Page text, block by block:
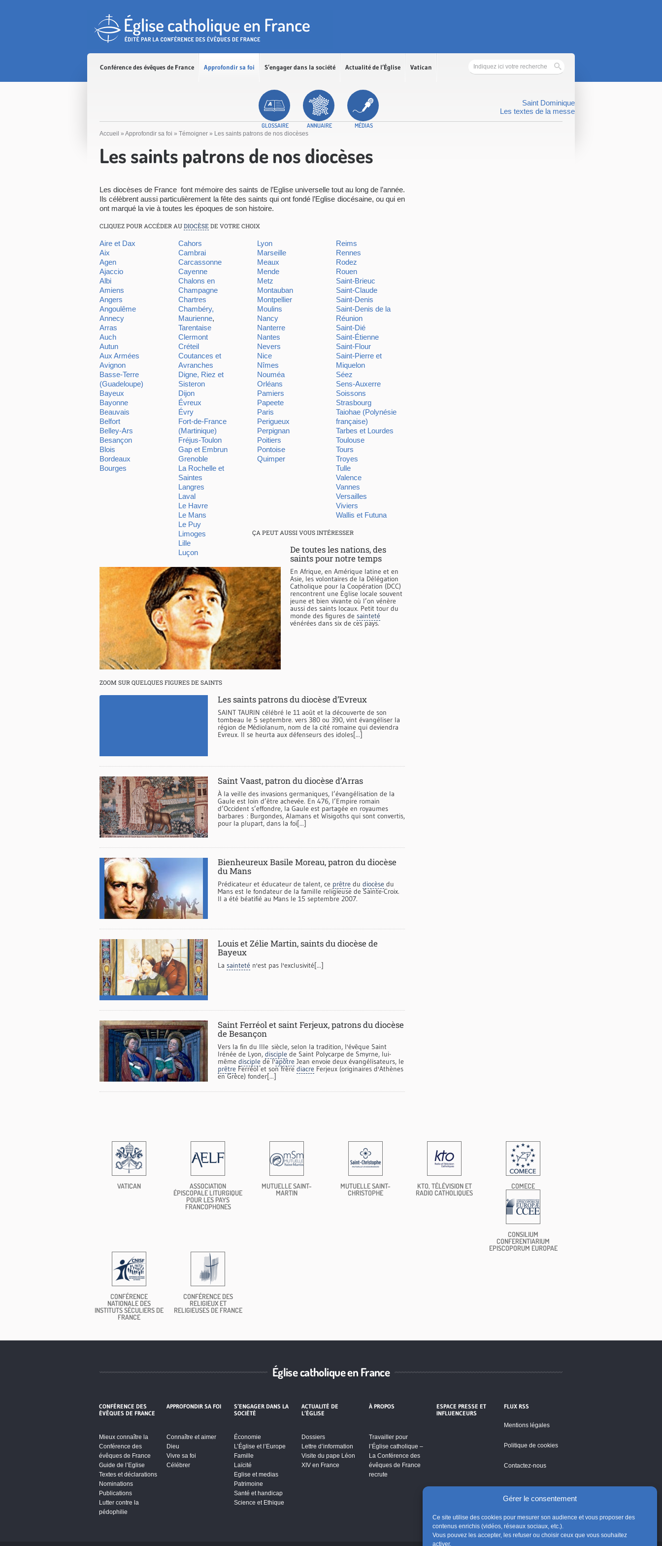
Gérer le consentement
Ce site utilise des cookies pour mesurer son audience et vous proposer des
contenus enrichis (vidéos, réseaux sociaux, etc.).
Vous pouvez les accepter, les refuser ou choisir ceux que vous souhaitez
activer.
Conférence des évêques de France Approfondir sa foi S’engager dans la société Actualité de l’Église Vatican
GLOSSAIRE ANNUAIRE MÉDIAS
Saint Dominique
Les textes de la messe
Accueil » Approfondir sa foi » Témoigner » Les saints patrons de nos diocèses
Les saints patrons de nos diocèses
Les diocèses de France font mémoire des saints de l’Eglise universelle tout au long de l’année.
Ils célèbrent aussi particulièrement la fête des saints qui ont fondé l’Eglise diocésaine, ou qui en
ont marqué la vie à toutes les époques de son histoire.
CLIQUEZ POUR ACCÉDER AUDIOCÈSE DE VOTRE CHOIX
Aire et Dax
Aix
Agen
Ajaccio
Albi
Amiens
Angers
Angoulême
Annecy
Arras
Auch
Autun
Aux Armées
Avignon
Basse-Terre
(Guadeloupe)
Bayeux
Bayonne
Beauvais
Belfort
Belley-Ars
Besançon
Blois
Bordeaux
Bourges
Cahors
Cambrai
Carcassonne
Cayenne
Chalons en
Champagne
Chartres
Chambéry,
Maurienne,
Tarentaise
Clermont
Créteil
Coutances et
Avranches
Digne, Riez et
Sisteron
Dijon
Évreux
Évry
Fort-de-France
(Martinique)
Fréjus-Toulon
Gap et Embrun
Grenoble
La Rochelle et
Saintes
Langres
Laval
Le Havre
Le Mans
Le Puy
Limoges
Lille
Luçon
Lyon
Marseille
Meaux
Mende
Metz
Montauban
Montpellier
Moulins
Nancy
Nanterre
Nantes
Nevers
Nice
Nîmes
Nouméa
Orléans
Pamiers
Papeete
Paris
Perigueux
Perpignan
Poitiers
Pontoise
Quimper
Reims
Rennes
Rodez
Rouen
Saint-Brieuc
Saint-Claude
Saint-Denis
Saint-Denis de la
Réunion
Saint-Dié
Saint-Étienne
Saint-Flour
Saint-Pierre et
Miquelon
Séez
Sens-Auxerre
Soissons
Strasbourg
Taiohae (Polynésie
française)
Tarbes et Lourdes
Toulouse
Tours
Troyes
Tulle
Valence
Vannes
Versailles
Viviers
Wallis et Futuna
ÇA PEUT AUSSI VOUS INTÉRESSER
De toutes les nations, des
saints pour notre temps
En Afrique, en Amérique latine et en
Asie, les volontaires de la Délégation
Catholique pour la Coopération (DCC)
rencontrent une Église locale souvent
jeune et bien vivante où l’on vénère
aussi des saints locaux. Petit tour du
monde des figures de sainteté
vénérées dans six de ces pays.
ZOOM SUR QUELQUES FIGURES DE SAINTS
Les saints patrons du diocèse d’Evreux
SAINT TAURIN célébré le 11 août et la découverte de son
tombeau le 5 septembre. vers 380 ou 390, vint évangéliser la
région de Médiolanum, nom de la cité romaine qui deviendra
Evreux. Il se heurta aux défenseurs des idoles[...]
Saint Vaast, patron du diocèse d’Arras
À la veille des invasions germaniques, l’évangélisation de la
Gaule est loin d’être achevée. En 476, l’Empire romain
d’Occident s’effondre, la Gaule est partagée en royaumes
barbares : Burgondes, Alamans et Wisigoths qui sont convertis,
pour la plupart, dans la foi[...]
Bienheureux Basile Moreau, patron du diocèse
du Mans
Prédicateur et éducateur de talent, ce prêtre du diocèse du
Mans est le fondateur de la famille religieuse de Sainte-Croix.
Il a été béatifié au Mans le 15 septembre 2007.
Louis et Zélie Martin, saints du diocèse de
Bayeux
La sainteté n'est pas l'exclusivité[...]
Saint Ferréol et saint Ferjeux, patrons du diocèse
de Besançon
Vers la fin du IIIe siècle, selon la tradition, l'évêque Saint
Irénée de Lyon, disciple de Saint Polycarpe de Smyrne, lui-
même disciple de l'apôtre Jean envoie deux évangélisateurs, le
prêtre Ferréol et son frère diacre Ferjeux (originaires d'Athènes
en Grèce) fonder[...]
VATICAN
ASSOCIATION
ÉPISCOPALE LITURGIQUE
POUR LES PAYS
FRANCOPHONES
MUTUELLE SAINT-
MARTIN
MUTUELLE SAINT-
CHRISTOPHE
KTO, TÉLÉVISION ET
RADIO CATHOLIQUES
COMECE
CONSILIUM
CONFERENTIARIUM
EPISCOPORUM EUROPAE
CONFÉRENCE
NATIONALE DES
INSTITUTS SÉCULIERS DE
FRANCE
CONFÉRENCE DES
RELIGIEUX ET
RELIGIEUSES DE FRANCE
Église catholique en France
CONFÉRENCE DES
ÉVÊQUES DE FRANCE
Mieux connaître la
Conférence des
évêques de France
Guide de l’Eglise
Textes et déclarations
Nominations
Publications
Lutter contre la
pédophilie
APPROFONDIR SA FOI
Connaître et aimer
Dieu
Vivre sa foi
Célébrer
S’ENGAGER DANS LA
SOCIÉTÉ
Économie
L’Église et l’Europe
Famille
Laïcité
Eglise et medias
Patrimoine
Santé et handicap
Science et Ethique
ACTUALITÉ DE
L’ÉGLISE
Dossiers
Lettre d’information
Visite du pape Léon
XIV en France
À PROPOS
Travailler pour
l’Église catholique –
La Conférence des
évêques de France
recrute
ESPACE PRESSE ET
INFLUENCEURS
FLUX RSS
Mentions légales
Politique de cookies
Contactez-nous